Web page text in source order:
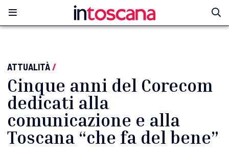
ATTUALITÀ/
Cinque anni del Corecom
dedicati alla
comunicazione e alla
Toscana “che fa del bene”